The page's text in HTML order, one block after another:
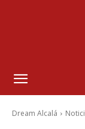
Dream Alcalá